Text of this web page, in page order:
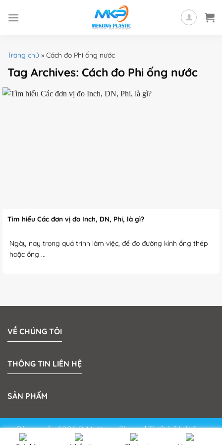
Trang chủ » Cách đo Phi ống nước
Tag Archives: Cách đo Phi ống nước
Tìm hiểu Các đơn vị đo Inch, DN, Phi, là gì?
Ngày nay trong quá trình làm việc, để đo đường kính ống thép
hoặc ống ...
VỀ CHÚNG TÔI
THÔNG TIN LIÊN HỆ
SẢN PHẨM
Bản quyền 2026 © MeKong Plastic | Thiết kế bởiSun